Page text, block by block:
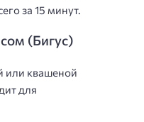
за 15 минут.
(Бигус)
или квашеной
для